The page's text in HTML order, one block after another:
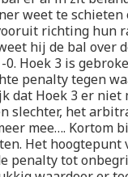
weet te
richting hun
hij de bal over
Hoek 3 is
penalty tegen
dat Hoek 3 er niet
slechter, het
mee…. Kortom
Het hoogtepunt
penalty tot